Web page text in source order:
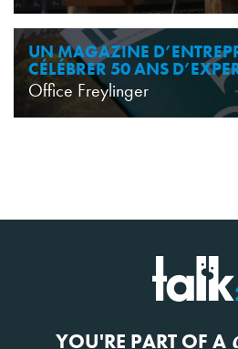
UN MAGAZINE
CÉLÉBRER 50 ANS
Office Freylinger
YOU'RE PART OF A